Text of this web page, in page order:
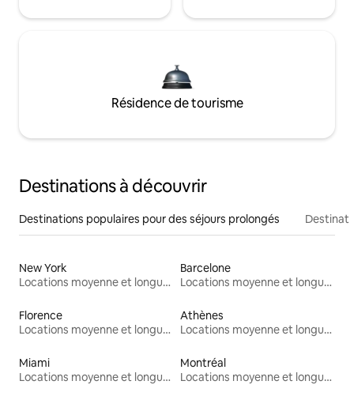
Résidence de tourisme
Destinations à découvrir
Destinations populaires pour des séjours prolongés
New York
Locations moyenne et longue durée
Barcelone
Locations moyenne et longue durée
Florence
Locations moyenne et longue durée
Athènes
Locations moyenne et longue durée
Miami
Locations moyenne et longue durée
Montréal
Locations moyenne et longue durée